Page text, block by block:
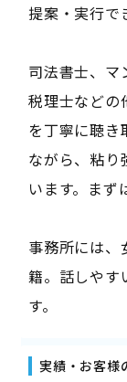
提案・実行で
司法書士、マ
税理士などの
を丁寧に聴き
ながら、粘り
います。まず
事務所には、
籍。話しやす
す。
実績・お客様